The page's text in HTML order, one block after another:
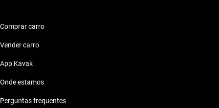
Comprar carro
Vender carro
App Kavak
Onde estamos
Perguntas frequentes